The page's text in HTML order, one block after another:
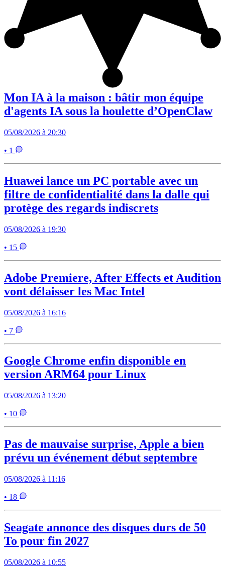
Mon IA à la maison : bâtir mon équipe
d'agents IA sous la houlette d’OpenClaw
05/08/2026 à 20:30
• 1
Huawei lance un PC portable avec un
filtre de confidentialité dans la dalle qui
protège des regards indiscrets
05/08/2026 à 19:30
• 15
Adobe Premiere, After Effects et Audition
vont délaisser les Mac Intel
05/08/2026 à 16:16
• 7
Google Chrome enfin disponible en
version ARM64 pour Linux
05/08/2026 à 13:20
• 10
Pas de mauvaise surprise, Apple a bien
prévu un événement début septembre
05/08/2026 à 11:16
• 18
Seagate annonce des disques durs de 50
To pour fin 2027
05/08/2026 à 10:55